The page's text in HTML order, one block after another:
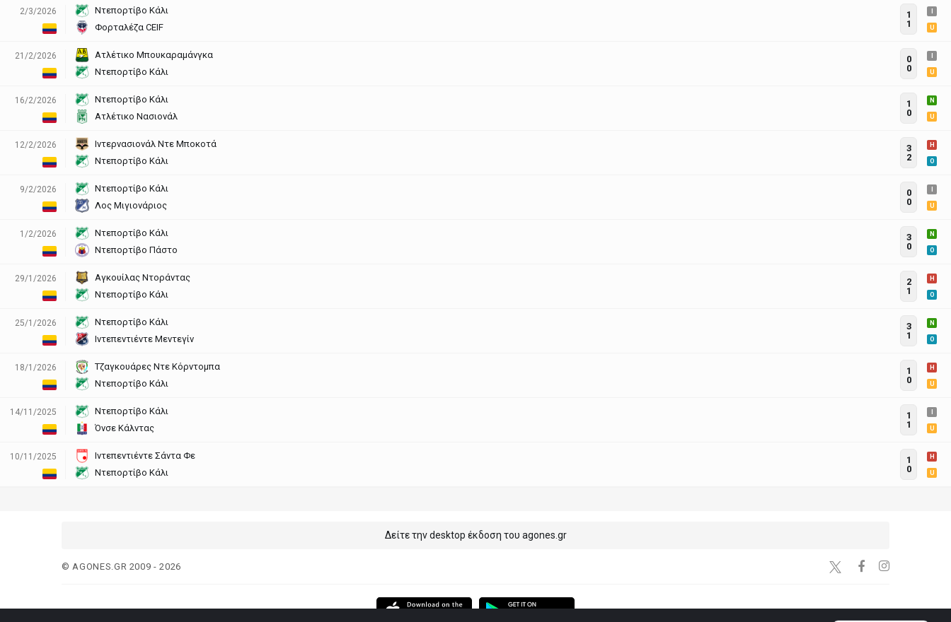
2/3/2026
Ντεπορτίβο Κάλι
Φορταλέζα CEIF
1
1
U
21/2/2026
Ατλέτικο Μπουκαραμάνγκα
Ντεπορτίβο Κάλι
0
0
U
16/2/2026
Ντεπορτίβο Κάλι
Ατλέτικο Νασιονάλ
1
0
N
U
12/2/2026
Ιντερνασιονάλ Ντε Μποκοτά
Ντεπορτίβο Κάλι
3
2
H
O
9/2/2026
Ντεπορτίβο Κάλι
Λος Μιγιονάριος
0
0
U
1/2/2026
Ντεπορτίβο Κάλι
Ντεπορτίβο Πάστο
3
0
N
O
29/1/2026
Αγκουίλας Ντοράντας
Ντεπορτίβο Κάλι
2
1
H
O
25/1/2026
Ντεπορτίβο Κάλι
Ιντεπεντιέντε Μεντεγίν
3
1
N
O
18/1/2026
Τζαγκουάρες Ντε Κόρντομπα
Ντεπορτίβο Κάλι
1
0
H
U
14/11/2025
Ντεπορτίβο Κάλι
Όνσε Κάλντας
1
1
U
10/11/2025
Ιντεπεντιέντε Σάντα Φε
Ντεπορτίβο Κάλι
1
0
H
U
Δείτε την desktop έκδοση του agones.gr
© AGONES.GR 2009 - 2026